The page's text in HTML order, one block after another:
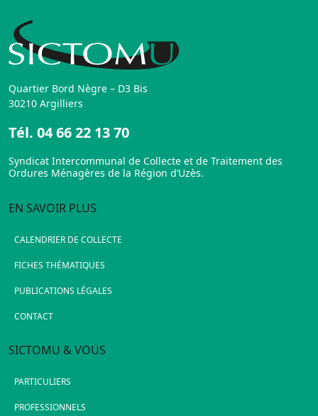
Quartier Bord Nègre – D3 Bis
30210 Argilliers
Tél. 04 66 22 13 70
Syndicat Intercommunal de Collecte et de Traitement des
Ordures Ménagères de la Région d’Uzès.
EN SAVOIR PLUS
CALENDRIER DE COLLECTE
FICHES THÉMATIQUES
PUBLICATIONS LÉGALES
CONTACT
SICTOMU & VOUS
PARTICULIERS
PROFESSIONNELS